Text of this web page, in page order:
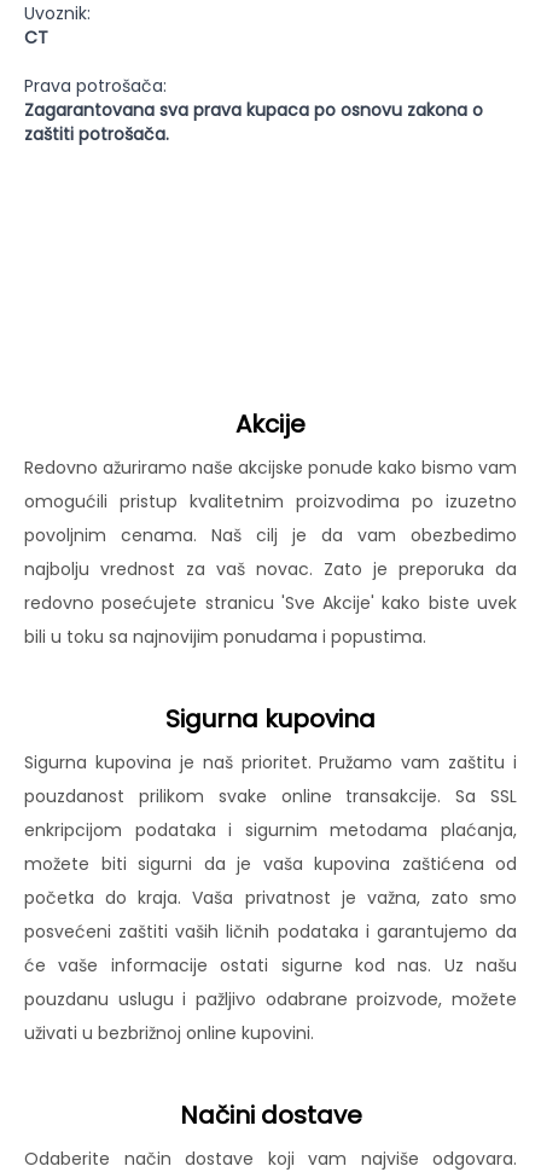
Uvoznik:
CT
Prava potrošača:
Zagarantovana sva prava kupaca po osnovu zakona o
zaštiti potrošača.
Akcije
Redovno ažuriramo naše akcijske ponude kako bismo vam
omogućili pristup kvalitetnim proizvodima po izuzetno
povoljnim cenama. Naš cilj je da vam obezbedimo
najbolju vrednost za vaš novac. Zato je preporuka da
redovno posećujete stranicu 'Sve Akcije' kako biste uvek
bili u toku sa najnovijim ponudama i popustima.
Sigurna kupovina
Sigurna kupovina je naš prioritet. Pružamo vam zaštitu i
pouzdanost prilikom svake online transakcije. Sa SSL
enkripcijom podataka i sigurnim metodama plaćanja,
možete biti sigurni da je vaša kupovina zaštićena od
početka do kraja. Vaša privatnost je važna, zato smo
posvećeni zaštiti vaših ličnih podataka i garantujemo da
će vaše informacije ostati sigurne kod nas. Uz našu
pouzdanu uslugu i pažljivo odabrane proizvode, možete
uživati u bezbrižnoj online kupovini.
Načini dostave
Odaberite način dostave koji vam najviše odgovara.